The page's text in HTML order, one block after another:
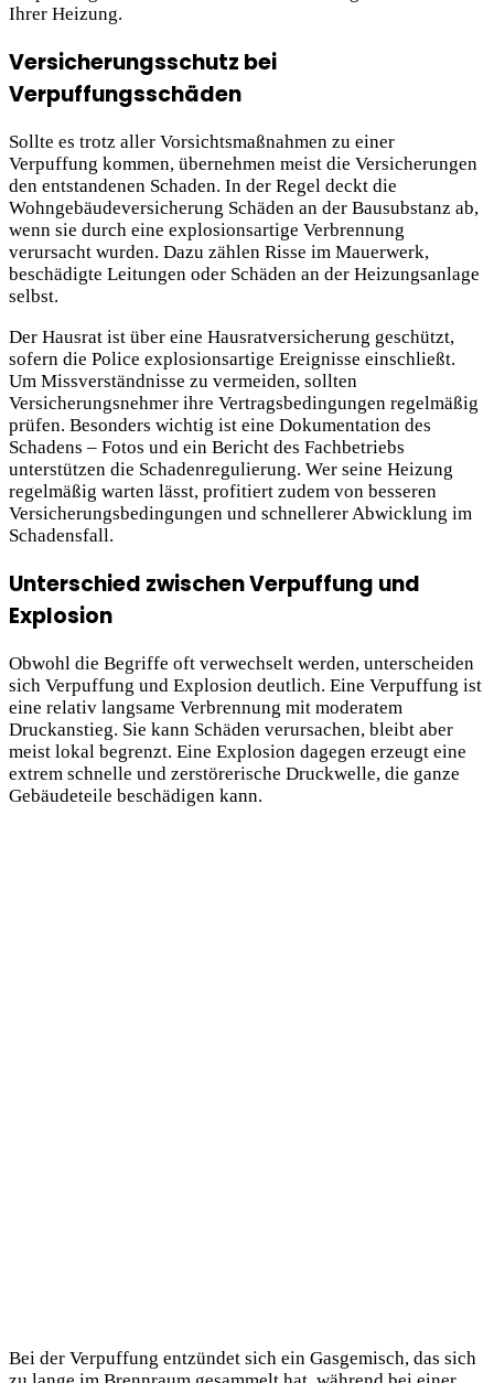
Ihrer Heizung.
Versicherungsschutz bei
Verpuffungsschäden
Sollte es trotz aller Vorsichtsmaßnahmen zu einer
Verpuffung kommen, übernehmen meist die Versicherungen
den entstandenen Schaden. In der Regel deckt die
Wohngebäudeversicherung Schäden an der Bausubstanz ab,
wenn sie durch eine explosionsartige Verbrennung
verursacht wurden. Dazu zählen Risse im Mauerwerk,
beschädigte Leitungen oder Schäden an der Heizungsanlage
selbst.
Der Hausrat ist über eine Hausratversicherung geschützt,
sofern die Police explosionsartige Ereignisse einschließt.
Um Missverständnisse zu vermeiden, sollten
Versicherungsnehmer ihre Vertragsbedingungen regelmäßig
prüfen. Besonders wichtig ist eine Dokumentation des
Schadens – Fotos und ein Bericht des Fachbetriebs
unterstützen die Schadenregulierung. Wer seine Heizung
regelmäßig warten lässt, profitiert zudem von besseren
Versicherungsbedingungen und schnellerer Abwicklung im
Schadensfall.
Unterschied zwischen Verpuffung und
Explosion
Obwohl die Begriffe oft verwechselt werden, unterscheiden
sich Verpuffung und Explosion deutlich. Eine Verpuffung ist
eine relativ langsame Verbrennung mit moderatem
Druckanstieg. Sie kann Schäden verursachen, bleibt aber
meist lokal begrenzt. Eine Explosion dagegen erzeugt eine
extrem schnelle und zerstörerische Druckwelle, die ganze
Gebäudeteile beschädigen kann.
Bei der Verpuffung entzündet sich ein Gasgemisch, das sich